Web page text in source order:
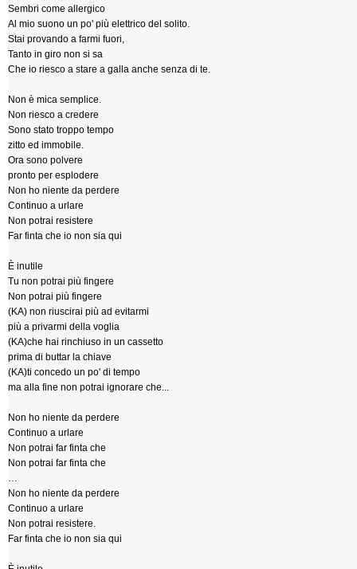
Sembri come allergico
Al mio suono un po' più elettrico del solito.
Stai provando a farmi fuori,
Tanto in giro non si sa
Che io riesco a stare a galla anche senza di te.
Non è mica semplice.
Non riesco a credere
Sono stato troppo tempo
zitto ed immobile.
Ora sono polvere
pronto per esplodere
Non ho niente da perdere
Continuo a urlare
Non potrai resistere
Far finta che io non sia qui
È inutile
Tu non potrai più fingere
Non potrai più fingere
(KA) non riuscirai più ad evitarmi
più a privarmi della voglia
(KA)che hai rinchiuso in un cassetto
prima di buttar la chiave
(KA)ti concedo un po' di tempo
ma alla fine non potrai ignorare che...
Non ho niente da perdere
Continuo a urlare
Non potrai far finta che
Non potrai far finta che
…
Non ho niente da perdere
Continuo a urlare
Non potrai resistere.
Far finta che io non sia qui